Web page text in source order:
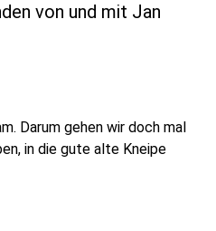
von und mit Jan
Darum gehen wir doch mal
in die gute alte Kneipe